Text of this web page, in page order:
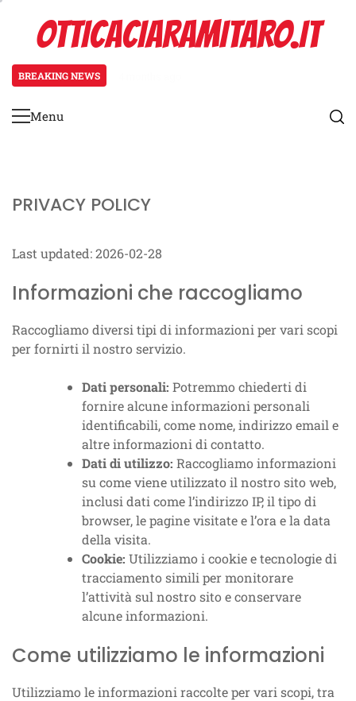
contentOTTICACIARAMITARO.IT
BREAKING NEWS
Primary
Menu
PRIVACY POLICY
Last updated: 2026-02-28
Informazioni che raccogliamo
Raccogliamo diversi tipi di informazioni per vari scopi
per fornirti il nostro servizio.
Dati personali: Potremmo chiederti di
fornire alcune informazioni personali
identificabili, come nome, indirizzo email e
altre informazioni di contatto.
Dati di utilizzo: Raccogliamo informazioni
su come viene utilizzato il nostro sito web,
inclusi dati come l’indirizzo IP, il tipo di
browser, le pagine visitate e l’ora e la data
della visita.
Cookie: Utilizziamo i cookie e tecnologie di
tracciamento simili per monitorare
l’attività sul nostro sito e conservare
alcune informazioni.
Come utilizziamo le informazioni
Utilizziamo le informazioni raccolte per vari scopi, tra